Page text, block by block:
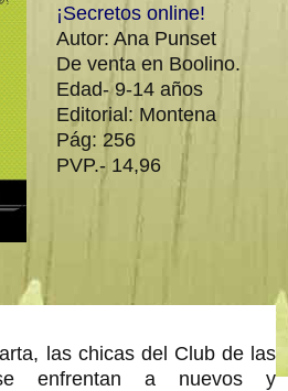
¡Secretos online!
Autor: Ana Punset
De venta en Boolino.
Edad- 9-14 años
Editorial: Montena
Pág: 256
PVP.- 14,96
las chicas del Club de las
enfrentan a nuevos y